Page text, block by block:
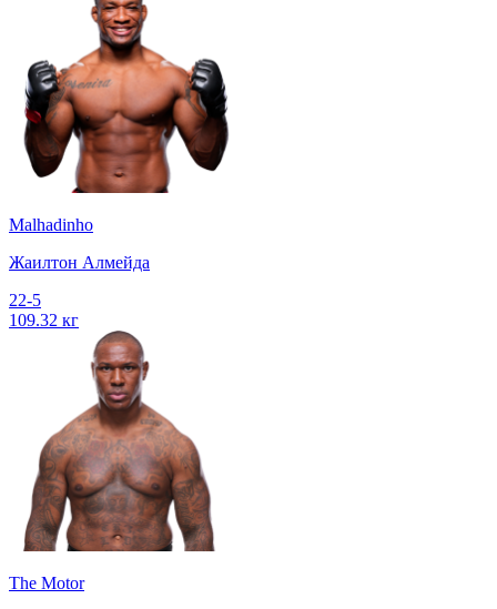
Malhadinho
Жаилтон Алмейда
22-5
109.32 кг
The Motor